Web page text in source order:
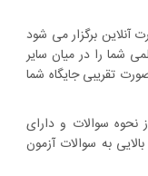
آنلاین برگزار می شود
شما را در میان سایر
تقریبی جایگاه شما
نحوه سوالات و دارای
به سوالات آزمون